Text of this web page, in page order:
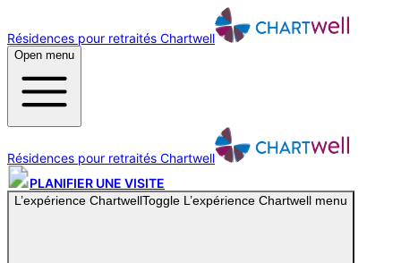
Résidences pour retraités Chartwell
Open menu
Résidences pour retraités Chartwell
PLANIFIER UNE VISITE
L’expérience ChartwellToggle L’expérience Chartwell menu